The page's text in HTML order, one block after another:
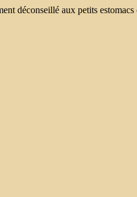
déconseillé aux petits